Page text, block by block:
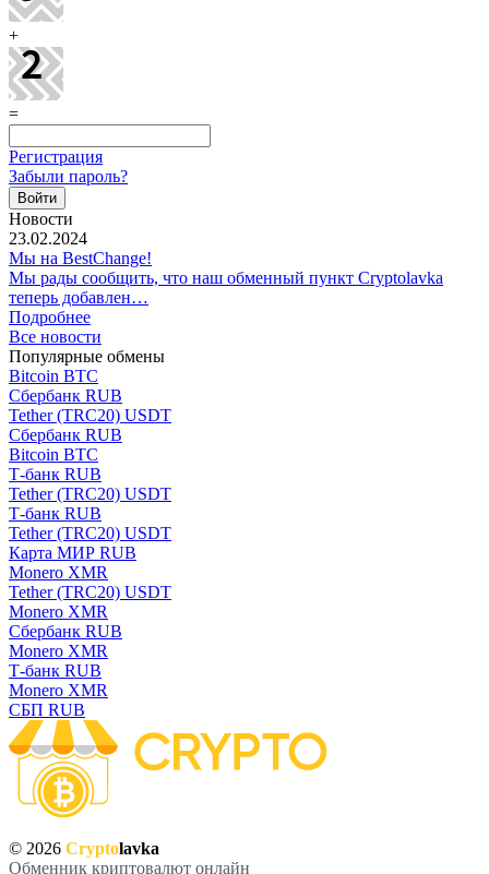
+
=
Регистрация
Забыли пароль?
Новости
23.02.2024
Мы на BestChange!
Мы рады сообщить, что наш обменный пункт Cryptolavka
теперь добавлен…
Подробнее
Все новости
Популярные обмены
Bitcoin BTC
Сбербанк RUB
Tether (TRC20) USDT
Сбербанк RUB
Bitcoin BTC
Т-банк RUB
Tether (TRC20) USDT
Т-банк RUB
Tether (TRC20) USDT
Карта МИР RUB
Monero XMR
Tether (TRC20) USDT
Monero XMR
Сбербанк RUB
Monero XMR
Т-банк RUB
Monero XMR
СБП RUB
© 2026 Cryptolavka
Обменник криптовалют онлайн